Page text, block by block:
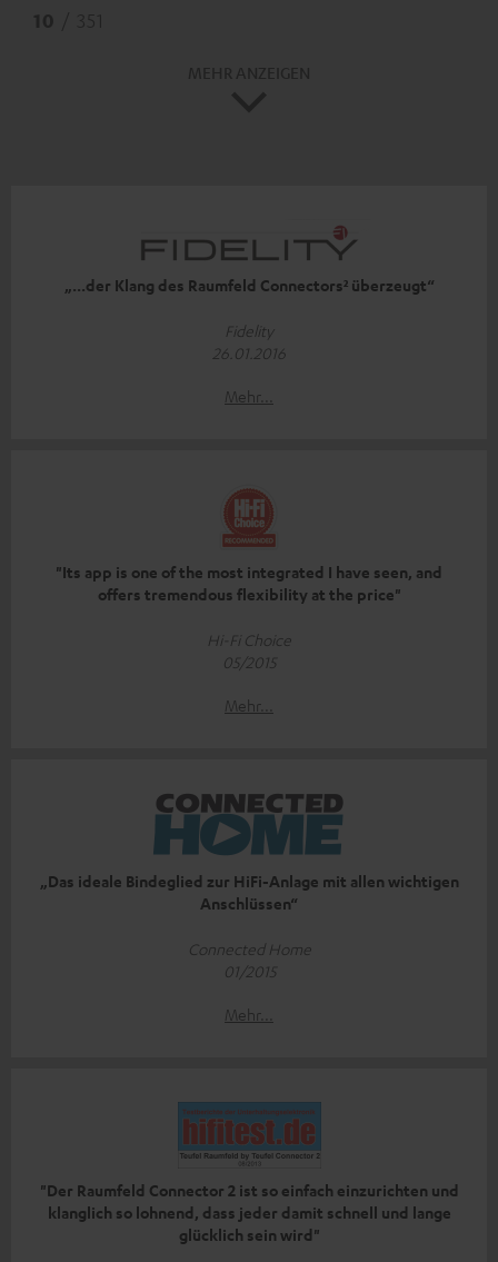
„...der Klang des Raumfeld Connectors² überzeugt“
Fidelity
26.01.2016
Mehr...
"Its app is one of the most integrated I have seen, and
offers tremendous flexibility at the price"
Hi-Fi Choice
05/2015
Mehr...
„Das ideale Bindeglied zur HiFi-Anlage mit allen wichtigen
Anschlüssen“
Connected Home
01/2015
Mehr...
"Der Raumfeld Connector 2 ist so einfach einzurichten und
klanglich so lohnend, dass jeder damit schnell und lange
glücklich sein wird"